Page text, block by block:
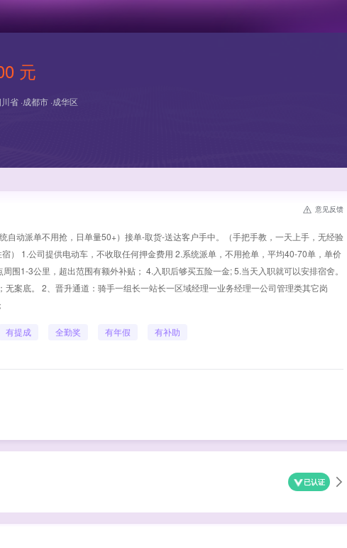
元
省 ·成都市 ·成华区
意见反馈
动派单不用抢，日单量50+）接单-取货-送达客户手中。（手把手教，一天上手，无经验
） 1.公司提供电动车，不收取任何押金费用 2.系统派单，不用抢单，平均40-70单，单价
围1-3公里，超出范围有额外补贴； 4.入职后够买五险一金; 5.当天入职就可以安排宿舍。
案底。 2、晋升通道：骑手一组长一站长一区域经理一业务经理一公司管理类其它岗
有提成 全勤奖 有年假 有补助
已认证